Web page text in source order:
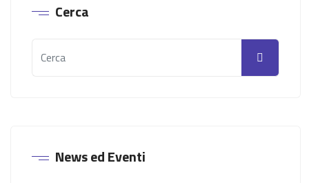
Cerca
News ed Eventi